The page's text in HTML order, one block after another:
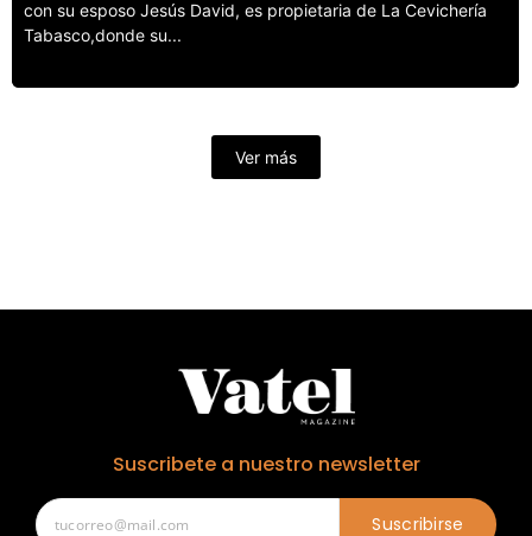
con su esposo Jesús David, es propietaria de La Cevichería
Tabasco,donde su...
Ver más
Suscribete a nuestro newsletter
Suscribirse